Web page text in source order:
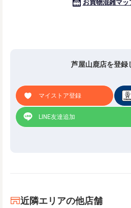
芦屋山鹿店を登録
マイストア登録
LINE友達追加
近隣エリアの他店舗